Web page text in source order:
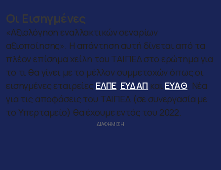
Οι Εισηγμένες
«Αξιολόγηση εναλλακτικών σεναρίων
αξιοποίησης». Η απάντηση αυτή δίνεται από τα
πλέον επίσημα χείλη του ΤΑΙΠΕΔ στο ερώτημα για
το τι θα γίνει με το μέλλον συμμετοχών όπως οι
εισηγμένες εταιρείες ΕΛΠΕ, ΕΥΔΑΠ και ΕΥΑΘ. Νέα
για τις αποφάσεις του ΤΑΙΠΕΔ (σε συνεργασία με
το Υπερταμείο) θα έχουμε εντός του 2022.